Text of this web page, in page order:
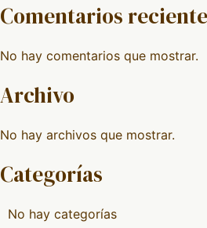
Comentarios
No hay comentarios que mostrar.
Archivo
No hay archivos que mostrar.
Categorías
No hay categorías